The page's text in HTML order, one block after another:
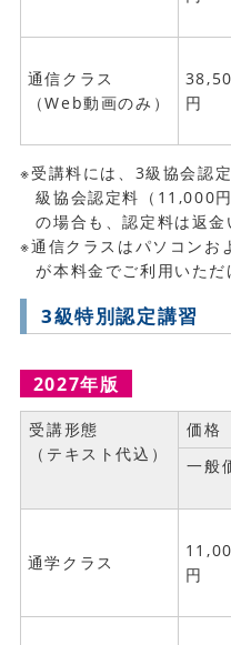
通信クラス
（Web動画のみ）
円
※受講料には、3級協会認
級協会認定料（11,000
の場合も、認定料は返金
※通信クラスはパソコンお
が本料金でご利用いただ
3級特別認定講習
2027年版
受講形態
（テキスト代込）
価格
一般
通学クラス
円